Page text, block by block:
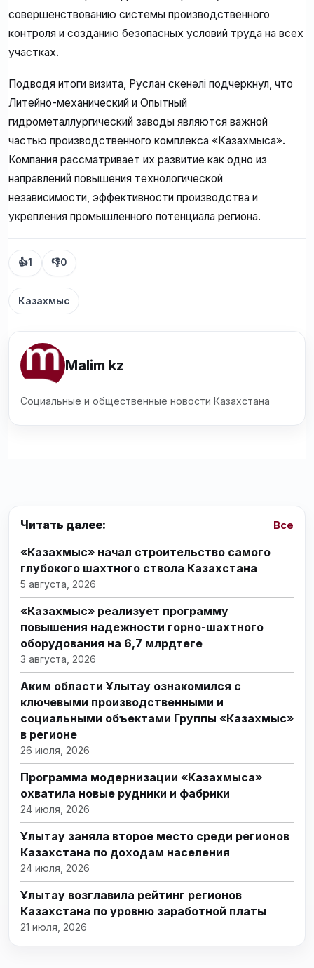
совершенствованию системы производственного
контроля и созданию безопасных условий труда на всех
участках.
Подводя итоги визита, Руслан Өскенәлі подчеркнул, что
Литейно-механический и Опытный
гидрометаллургический заводы являются важной
частью производственного комплекса «Казахмыса».
Компания рассматривает их развитие как одно из
направлений повышения технологической
независимости, эффективности производства и
укрепления промышленного потенциала региона.
👍1 👎0
Казахмыс
Malim kz
Социальные и общественные новости Казахстана
Читать далее: Все
«Казахмыс» начал строительство самого
глубокого шахтного ствола Казахстана
5 августа, 2026
«Казахмыс» реализует программу
повышения надежности горно-шахтного
оборудования на 6,7 млрдтеңге
3 августа, 2026
Аким области Ұлытау ознакомился с
ключевыми производственными и
социальными объектами Группы «Казахмыс»
в регионе
26 июля, 2026
Программа модернизации «Казахмыса»
охватила новые рудники и фабрики
24 июля, 2026
Ұлытау заняла второе место среди регионов
Казахстана по доходам населения
24 июля, 2026
Ұлытау возглавила рейтинг регионов
Казахстана по уровню заработной платы
21 июля, 2026